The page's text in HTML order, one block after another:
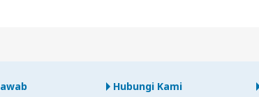
Hubungi Kami